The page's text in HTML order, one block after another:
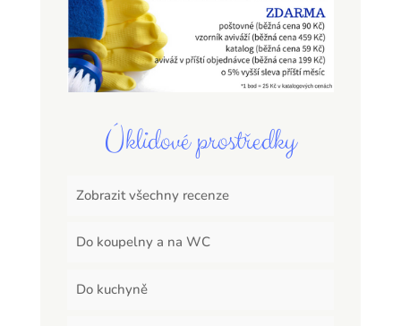
Úklidové prostředky
Zobrazit všechny recenze
Do koupelny a na WC
Do kuchyně